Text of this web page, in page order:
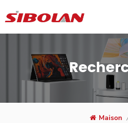
Maison /